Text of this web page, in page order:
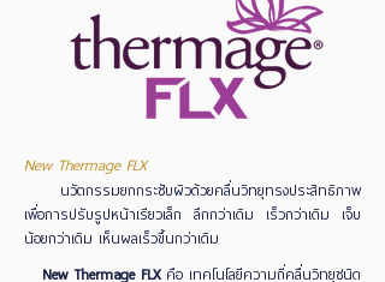
New Thermage FLX
นวัตกรรมยกกระชับผิวด้วยคลื่นวิทยุทรงประสิทธิภาพ
เพื่อการปรับรูปหน้าเรียวเล็ก ลึกกว่าเดิม เร็วกว่าเดิม เจ็บ
น้อยกว่าเดิม เห็นผลเร็วขึ้นกว่าเดิม
New Thermage FLXคือ เทคโนโลยีความถี่คลื่นวิทยุชนิด